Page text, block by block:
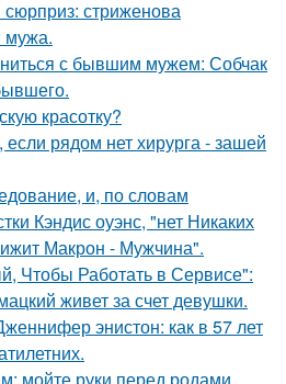
стриженова
мужа.
с бывшим мужем: Собчак
красотку?
если рядом нет хирурга - зашей
и, по словам
Кэндис оуэнс, "нет Никаких
Макрон - Мужчина".
Чтобы Работать в Сервисе":
живет за счет девушки.
энистон: как в 57 лет